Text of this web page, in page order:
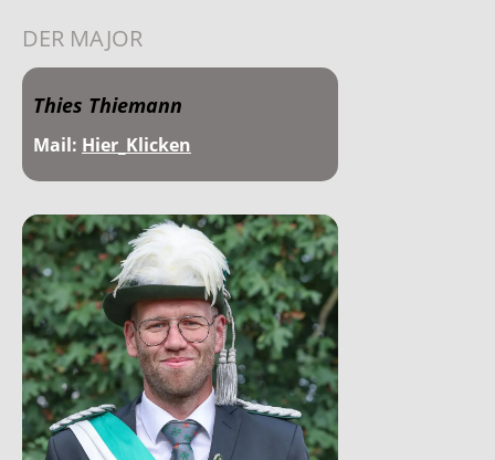
DER MAJOR
Thies Thiemann
Mail: Hier_Klicken